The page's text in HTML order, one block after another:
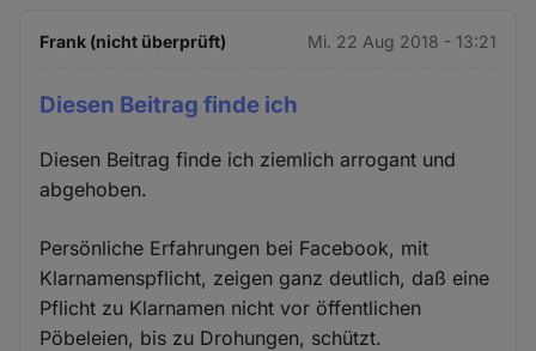
Frank (nicht überprüft) Mi. 22 Aug 2018 - 13:21
Diesen Beitrag finde ich
Diesen Beitrag finde ich ziemlich arrogant und
abgehoben.
Persönliche Erfahrungen bei Facebook, mit
Klarnamenspflicht, zeigen ganz deutlich, daß eine
Pflicht zu Klarnamen nicht vor öffentlichen
Pöbeleien, bis zu Drohungen, schützt.